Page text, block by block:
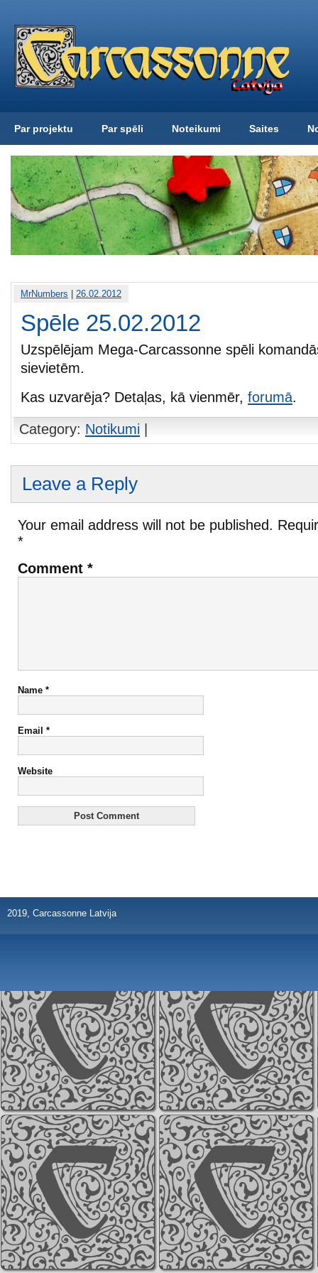
Par projektu Par spēli Noteikumi Saites
MrNumbers 26.02.2012
Spēle 25.02.2012
Uzspēlējam Mega-Carcassonne spēli
sievietēm.
Kas uzvarēja? Detaļas, kā vienmēr, forumā.
Category: Notikumi
Leave a Reply
Your email address will not be published.
*
Comment *
Name *
Email *
Website
2019, Carcassonne Latvija